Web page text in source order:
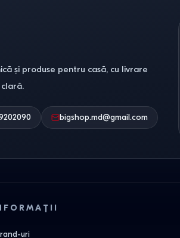
și produse pentru casă, cu livrare
bigshop.md@gmail.com
uri